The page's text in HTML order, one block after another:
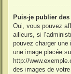
Puis-je publier
Oui, vous pouvez
ailleurs, si
pouvez charger
une image placée
http://
des images de